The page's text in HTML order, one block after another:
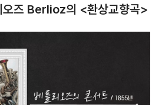
오즈 Berlioz의 <환상교향곡>